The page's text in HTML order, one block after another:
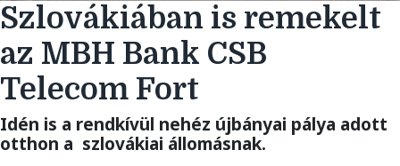
Szlovákiában is remekelt
az MBH Bank CSB
Telecom Fort
Idén is a rendkívül nehéz újbányai pálya adott
otthon a szlovákiai állomásnak.